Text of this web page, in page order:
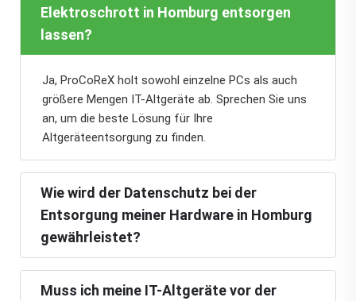
Elektroschrott in Homburg entsorgen
lassen?
Ja, ProCoReX holt sowohl einzelne PCs als auch
größere Mengen IT-Altgeräte ab. Sprechen Sie uns
an, um die beste Lösung für Ihre
Altgeräteentsorgung zu finden.
Wie wird der Datenschutz bei der
Entsorgung meiner Hardware in Homburg
gewährleistet?
Muss ich meine IT-Altgeräte vor der